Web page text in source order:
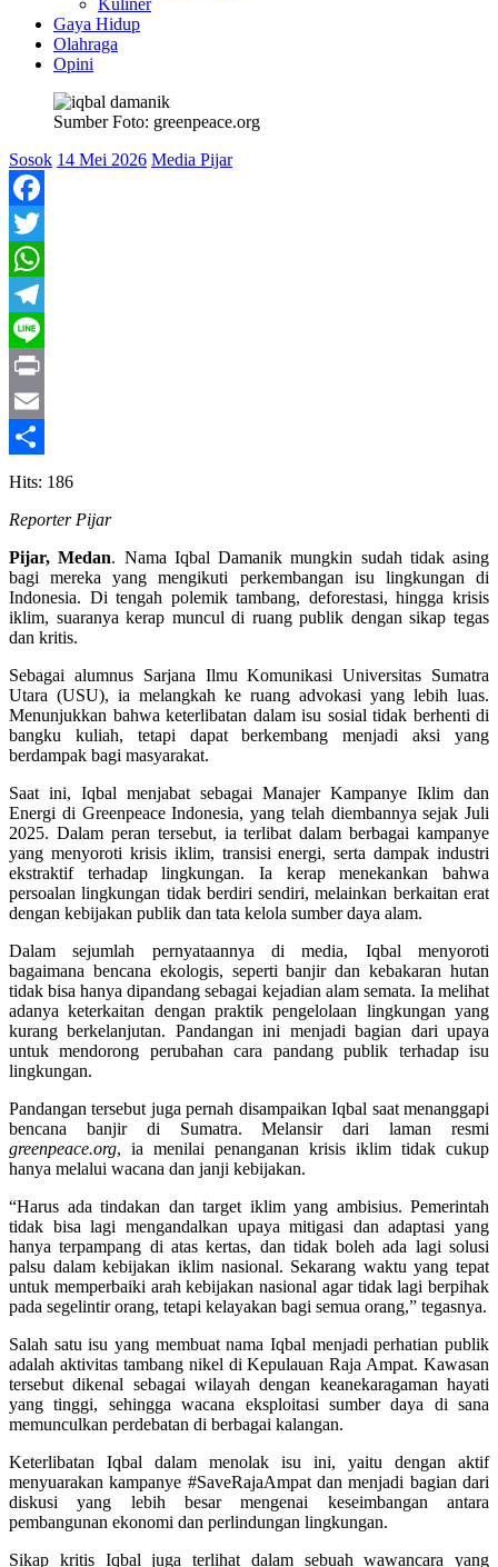
Gaya Hidup
Olahraga
Opini
Sumber Foto: greenpeace.org
Sosok 14 Mei 2026 Media Pijar
Facebook
Twitter
WhatsApp
Telegram
Line
Print
Email
Share
Hits: 186
Reporter Pijar
Pijar, Medan. Nama Iqbal Damanik mungkin sudah tidak asing
bagi mereka yang mengikuti perkembangan isu lingkungan di
Indonesia. Di tengah polemik tambang, deforestasi, hingga krisis
iklim, suaranya kerap muncul di ruang publik dengan sikap tegas
dan kritis.
Sebagai alumnus Sarjana Ilmu Komunikasi Universitas Sumatra
Utara (USU), ia melangkah ke ruang advokasi yang lebih luas.
Menunjukkan bahwa keterlibatan dalam isu sosial tidak berhenti di
bangku kuliah, tetapi dapat berkembang menjadi aksi yang
berdampak bagi masyarakat.
Saat ini, Iqbal menjabat sebagai Manajer Kampanye Iklim dan
Energi di Greenpeace Indonesia, yang telah diembannya sejak Juli
2025. Dalam peran tersebut, ia terlibat dalam berbagai kampanye
yang menyoroti krisis iklim, transisi energi, serta dampak industri
ekstraktif terhadap lingkungan. Ia kerap menekankan bahwa
persoalan lingkungan tidak berdiri sendiri, melainkan berkaitan erat
dengan kebijakan publik dan tata kelola sumber daya alam.
Dalam sejumlah pernyataannya di media, Iqbal menyoroti
bagaimana bencana ekologis, seperti banjir dan kebakaran hutan
tidak bisa hanya dipandang sebagai kejadian alam semata. Ia melihat
adanya keterkaitan dengan praktik pengelolaan lingkungan yang
kurang berkelanjutan. Pandangan ini menjadi bagian dari upaya
untuk mendorong perubahan cara pandang publik terhadap isu
lingkungan.
Pandangan tersebut juga pernah disampaikan Iqbal saat menanggapi
bencana banjir di Sumatra. Melansir dari laman resmi
greenpeace.org, ia menilai penanganan krisis iklim tidak cukup
hanya melalui wacana dan janji kebijakan.
“Harus ada tindakan dan target iklim yang ambisius. Pemerintah
tidak bisa lagi mengandalkan upaya mitigasi dan adaptasi yang
hanya terpampang di atas kertas, dan tidak boleh ada lagi solusi
palsu dalam kebijakan iklim nasional. Sekarang waktu yang tepat
untuk memperbaiki arah kebijakan nasional agar tidak lagi berpihak
pada segelintir orang, tetapi kelayakan bagi semua orang,” tegasnya.
Salah satu isu yang membuat nama Iqbal menjadi perhatian publik
adalah aktivitas tambang nikel di Kepulauan Raja Ampat. Kawasan
tersebut dikenal sebagai wilayah dengan keanekaragaman hayati
yang tinggi, sehingga wacana eksploitasi sumber daya di sana
memunculkan perdebatan di berbagai kalangan.
Keterlibatan Iqbal dalam menolak isu ini, yaitu dengan aktif
menyuarakan kampanye #SaveRajaAmpat dan menjadi bagian dari
diskusi yang lebih besar mengenai keseimbangan antara
pembangunan ekonomi dan perlindungan lingkungan.
Sikap kritis Iqbal juga terlihat dalam sebuah wawancara yang